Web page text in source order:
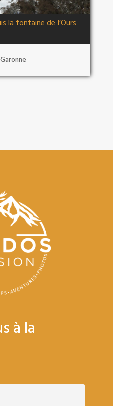
la fontaine de l’Ours
à la